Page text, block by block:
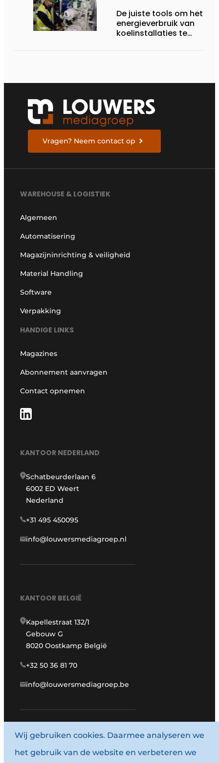
De juiste tools om het
energieverbruik van
koelinstallaties te
Vragen? Neem contact op
WAREHOUSE & LOGISTIEK
Algemeen
Automatisering
Magazijninrichting & veiligheid
Material Handling
Software
Verpakking
HANDIGE LINKS
Magazines
Abonnement aanvragen
Contact opnemen
KANTOOR NEDERLAND
Schatbeurderlaan 6
6002 ED Weert
Nederland
+31 495 450095
info@louwersmediagroep.nl
KANTOOR BELGIË
Kapellestraat 132/1
Gebouw G
8020 Oostkamp België
+32 50 36 81 70
info@louwersmediagroep.be
www.louwersmediagroep.com
© 1987 - 2026 Louwersmediagroep.
Wij gebruiken cookies. Daarmee analyseren we
het gebruik van de website en verbeteren we